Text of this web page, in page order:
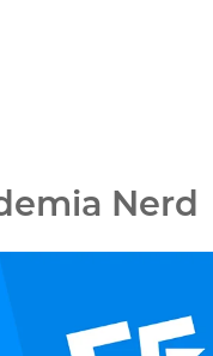
Nerd